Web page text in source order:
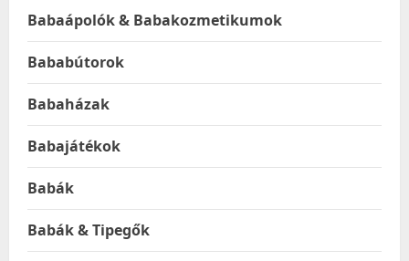
Babaápolók & Babakozmetikumok
Bababútorok
Babaházak
Babajátékok
Babák
Babák & Tipegők